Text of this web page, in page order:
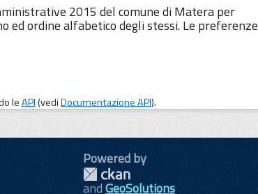
2015 del comune di Matera per
ed ordine alfabetico degli stessi. Le preferenze
leAPI(vediDocumentazione API).
Powered by
andGeoSolutions